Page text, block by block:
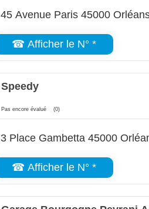
45 Avenue Paris 45000
☎ Afficher le N° *
Speedy
Pas encore évalué (0)
3 Place Gambetta 45000
☎ Afficher le N° *